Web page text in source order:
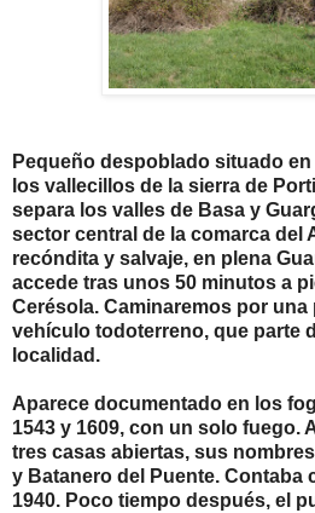
Pequeño despoblado situado
los vallecillos de la sierra de
separa los valles de Basa y
sector central de la comarca del
recóndita y salvaje, en plena
accede tras unos 50 minutos a
Cerésola. Caminaremos por
vehículo todoterreno, que parte
localidad.
Aparece documentado en los
1543 y 1609, con un solo fuego.
tres casas abiertas, sus
y Batanero del Puente. Contaba
1940. Poco tiempo después, el